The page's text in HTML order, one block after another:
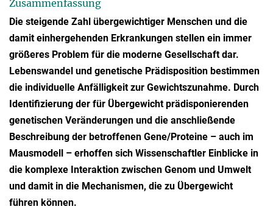
Zusammenfassung
Die steigende Zahl übergewichtiger Menschen und die
damit einhergehenden Erkrankungen stellen ein immer
größeres Problem für die moderne Gesellschaft dar.
Lebenswandel und genetische Prädisposition bestimmen
die individuelle Anfälligkeit zur Gewichtszunahme. Durch
Identifizierung der für Übergewicht prädisponierenden
genetischen Veränderungen und die anschließende
Beschreibung der betroffenen Gene/Proteine – auch im
Mausmodell – erhoffen sich Wissenschaftler Einblicke in
die komplexe Interaktion zwischen Genom und Umwelt
und damit in die Mechanismen, die zu Übergewicht
führen können.